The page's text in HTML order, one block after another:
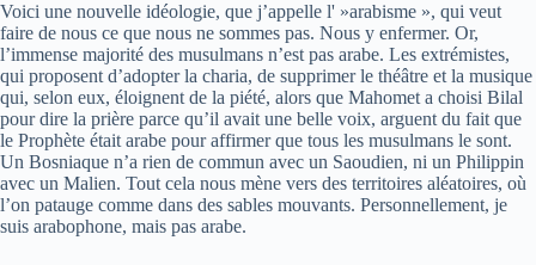
Voici une nouvelle idéologie, que j’appelle l' »arabisme », qui veut
faire de nous ce que nous ne sommes pas. Nous y enfermer. Or,
l’immense majorité des musulmans n’est pas arabe. Les extrémistes,
qui proposent d’adopter la charia, de supprimer le théâtre et la musique
qui, selon eux, éloignent de la piété, alors que Mahomet a choisi Bilal
pour dire la prière parce qu’il avait une belle voix, arguent du fait que
le Prophète était arabe pour affirmer que tous les musulmans le sont.
Un Bosniaque n’a rien de commun avec un Saoudien, ni un Philippin
avec un Malien. Tout cela nous mène vers des territoires aléatoires, où
l’on patauge comme dans des sables mouvants. Personnellement, je
suis arabophone, mais pas arabe.